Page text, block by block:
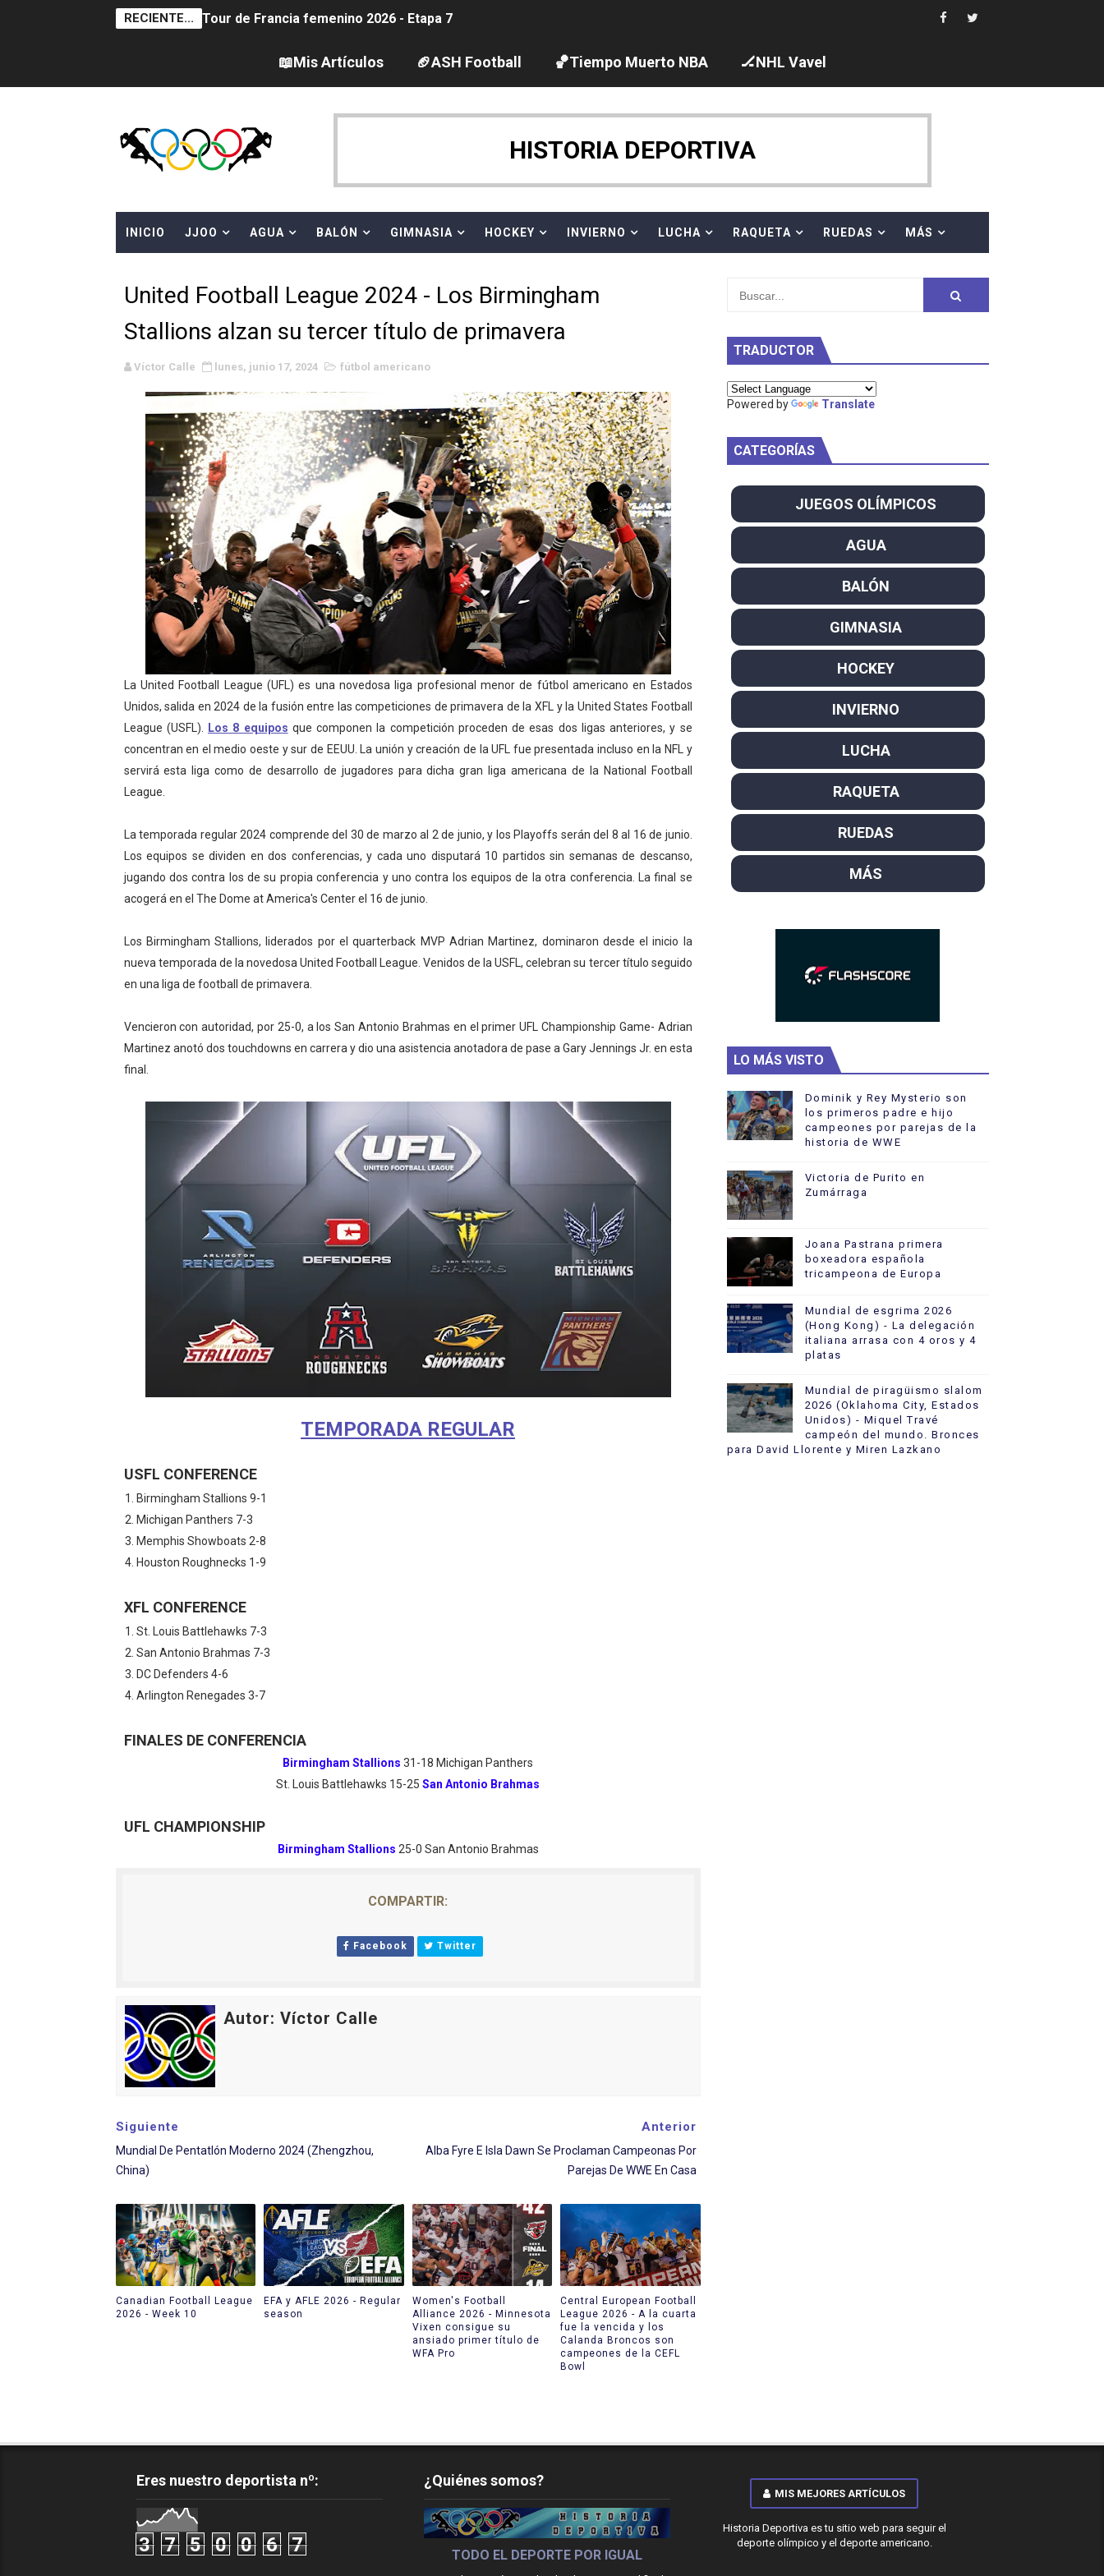
RECIENTE... Tour de Francia femenino 2026 - Etapa 7
Campeonato de Europa en aguas abiertas 2026 (París, Francia) - Wellbrock y Taddeucci los protagonistas. Ángela Martínez fue 5ª en 10km
Campeonato de Europa de saltos 2026 (París, Francia) - Bronce para Jorge y Ana Carvajal en plataforma. 5 orazos para Chiara Pellacani,
Women's Pro Baseball League 2026
Campeonato de Europa de pentatlón moderno 2026 (Estambul, Turquía)
AEW - Adam Page con Brodido desbancan una semana después a The Demand por tríos en el Grand Slam Mexico
WWE NXT - Myles Borne y Tavion Heights ponen fin al reinado por parejas de The Vanity Project
Canadian Football League 2026 - Week 10
EFA y AFLE 2026 - Regular season
Grandes éxitos por fin para Chelsea Green, Chad Gable y Baron Corbin en SummerSlam
Campeonato de Europa de MTB 2026 (Monteceneri, Suiza) - Charlie Aldridge y Sina Frei dominan el Europeo
Campeonato de Europa de remo 2026 (Varese, Italia) - Rumanía, Alemania y Gran Bretaña se reparten el botín y Caetano Horta y Rodrigo Conde
Mundial de lacrosse femenino 2026 (Tokio, Japón) - Estados Unidos invencibles, ya son decacampeonas y quinto oro consecutivo
Máxima celebración en el último Impact! con Jason Hotch como nuevo TNA International Champion
Mundial de esgrima 2026 (Hong Kong) - La delegación italiana arrasa con 4 oros y 4 platas
Raquel Rodriguez es la nueva monarca Intercontinental, su primer título individual en WWE
Athletes Unlimited Softball League 2026 - Las Utah Talons son bicampeonas de la AUSL
Mundial de piragüismo slalom 2026 (Oklahoma City, Estados Unidos) - Miquel Travé campeón del mundo. Bronces para David Llorente y Miren
Tour de Francia masculino 2026 - Tadej Pogacar entra en el selecto grupo de los pentacampeones, los más laureados
Mundial de Fórmula 1 2026 - Lando Norris consigue en Hungría su primera victoria del año como campeón
Campeonato de Europa de high diving 2026 (París, Francia) - Catalin Preda y Nelli Chukanivska nuevos campeones con Carlos Gimeno a las
📖Mis Artículos 🏈ASH Football 🏀Tiempo Muerto NBA 🏒NHL Vavel
HISTORIA DEPORTIVA
INICIO JJOO AGUA BALÓN GIMNASIA HOCKEY INVIERNO LUCHA RAQUETA RUEDAS MÁS
United Football League 2024 - Los Birmingham
Stallions alzan su tercer título de primavera
Víctor Calle lunes, junio 17, 2024 fútbol americano
La United Football League (UFL) es una novedosa liga profesional menor de fútbol americano en Estados
Unidos, salida en 2024 de la fusión entre las competiciones de primavera de la XFL y la United States Football
League (USFL).
Los 8 equipos que componen la competición proceden de esas dos ligas anteriores, y se
concentran en el medio oeste y sur de EEUU. La unión y creación de la UFL fue presentada incluso en la NFL y
servirá esta liga como de desarrollo de jugadores para dicha gran liga americana de la National Football
League.
La temporada regular 2024 comprende del 30 de marzo al 2 de junio, y los Playoffs serán del 8 al 16 de junio.
Los equipos se dividen en dos conferencias, y cada uno disputará 10 partidos sin semanas de descanso,
jugando dos contra los de su propia conferencia y uno contra los equipos de la otra conferencia. La final se
acogerá en el The Dome at America's Center el 16 de junio.
Los Birmingham Stallions, liderados por el quarterback MVP Adrian Martinez, dominaron desde el inicio la
nueva temporada de la novedosa United Football League. Venidos de la USFL, celebran su tercer título seguido
en una liga de football de primavera.
Vencieron con autoridad, por 25-0, a los San Antonio Brahmas en el primer UFL Championship Game- Adrian
Martinez anotó dos touchdowns en carrera y dio una asistencia anotadora de pase a Gary Jennings Jr. en esta
final.
TEMPORADA REGULAR
USFL CONFERENCE
Birmingham Stallions 9-1
Michigan Panthers 7-3
Memphis Showboats 2-8
Houston Roughnecks 1-9
XFL CONFERENCE
St. Louis Battlehawks 7-3
San Antonio Brahmas 7-3
DC Defenders 4-6
Arlington Renegades 3-7
FINALES DE CONFERENCIA
Birmingham Stallions 31-18 Michigan Panthers
St. Louis Battlehawks 15-25San Antonio Brahmas
UFL CHAMPIONSHIP
Birmingham Stallions 25-0 San Antonio Brahmas
COMPARTIR:
Facebook Twitter
Autor: Víctor Calle
Siguiente
Mundial De Pentatlón Moderno 2024 (Zhengzhou,
China)
Anterior
Alba Fyre E Isla Dawn Se Proclaman Campeonas Por
Parejas De WWE En Casa
Canadian Football League
2026 - Week 10
EFA y AFLE 2026 - Regular
season
Women's Football
Alliance 2026 - Minnesota
Vixen consigue su
ansiado primer título de
WFA Pro
Central European Football
League 2026 - A la cuarta
fue la vencida y los
Calanda Broncos son
campeones de la CEFL
Bowl
TRADUCTOR
Powered by Translate
CATEGORÍAS
JUEGOS OLÍMPICOS
AGUA
BALÓN
GIMNASIA
HOCKEY
INVIERNO
LUCHA
RAQUETA
RUEDAS
MÁS
LO MÁS VISTO
Dominik y Rey Mysterio son
los primeros padre e hijo
campeones por parejas de la
historia de WWE
Victoria de Purito en
Zumárraga
Joana Pastrana primera
boxeadora española
tricampeona de Europa
Mundial de esgrima 2026
(Hong Kong) - La delegación
italiana arrasa con 4 oros y 4
platas
Mundial de piragüismo slalom
2026 (Oklahoma City, Estados
Unidos) - Miquel Travé
campeón del mundo. Bronces
para David Llorente y Miren Lazkano
Eres nuestro deportista nº:
3 7 5 0 0 6 7
¿Quiénes somos?
TODO EL DEPORTE POR IGUAL
MIS MEJORES ARTÍCULOS
Historia Deportiva es tu sitio web para seguir el
deporte olímpico y el deporte americano.